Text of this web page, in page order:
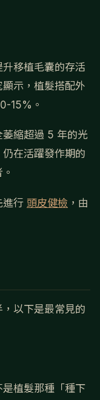
移植毛囊的存活
示，植髮搭配外
15%。
縮超過 5 年的光
在活躍發作期的
進行 頭皮健檢 ，由
以下是最常見的
植髮那種「種下